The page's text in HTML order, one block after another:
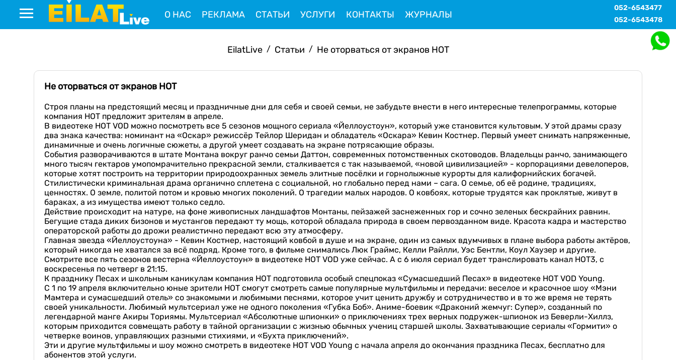
О НАС РЕКЛАМА СТАТЬИ УСЛУГИ КОНТАКТЫ ЖУРНАЛЫ
052-6543477
052-6543478
EilatLive / Статьи / Не оторваться от экранов НОТ
Не оторваться от экранов НОТ
Строя планы на предстоящий месяц и праздничные дни для себя и своей семьи, не забудьте внести в него интересные телепрограммы, которые
компания НОТ предложит зрителям в апреле.
В видеотеке HOT VOD можно посмотреть все 5 сезонов мощного сериала «Йеллоустоун», который уже становится культовым. У этой драмы сразу
два знака качества: номинант на «Оскар» режиссёр Тейлор Шеридан и обладатель «Оскара» Кевин Костнер. Первый умеет снимать напряженные,
динамичные и очень логичные сюжеты, а другой умеет создавать на экране потрясающие образы.
События разворачиваются в штате Монтана вокруг ранчо семьи Даттон, современных потомственных скотоводов. Владельцы ранчо, занимающего
много тысяч гектаров умопомрачительно прекрасной земли, сталкивается с так называемой, «новой цивилизацией» - корпорациями девелоперов,
которые хотят построить на территории природоохранных земель элитные посёлки и горнолыжные курорты для калифорнийских богачей.
Стилистически криминальная драма органично сплетена с социальной, но глобально перед нами – сага. О семье, об её родине, традициях,
ценностях. О земле, политой потом и кровью многих поколений. О трагедии малых народов. О ковбоях, которые трудятся как проклятые, живут в
бараках, а из имущества имеют только седло.
Действие происходит на натуре, на фоне живописных ландшафтов Монтаны, пейзажей заснеженных гор и сочно зеленых бескрайних равнин.
Бегущие стада диких бизонов и мустангов передают ту мощь, которой обладала природа в своем первозданном виде. Красота кадра и мастерство
операторской работы до дрожи реалистично передают всю эту атмосферу.
Главная звезда «Йеллоустоуна» - Кевин Костнер, настоящий ковбой в душе и на экране, один из самых вдумчивых в плане выбора работы актёров,
который никогда не хватался за всё подряд. Кроме того, в фильме снимались Люк Граймс, Келли Райлли, Уэс Бентли, Коул Хаузер и другие.
Смотрите все пять сезонов вестерна «Йеллоустоун» в видеотеке HOT VOD уже сейчас. А с 6 июля сериал будет транслировать канал НОТ3, с
воскресенья по четверг в 21:15.
К празднику Песах и школьным каникулам компания НОТ подготовила особый спецпоказ «Сумасшедший Песах» в видеотеке HOT VOD Young.
С 1 по 19 апреля включительно юные зрители НОТ смогут смотреть самые популярные мультфильмы и передачи: веселое и красочное шоу «Мэни
Мамтера и сумасшедший отель» со знакомыми и любимыми песнями, которое учит ценить дружбу и сотрудничество и в то же время не терять
своей уникальности. Любимый мультсериал уже не одного поколения «Губка Боб». Аниме-боевик «Драконий жемчуг: Супер», созданный по
легендарной манге Акиры Ториямы. Мультсериал «Абсолютные шпионки» о приключениях трех верных подружек-шпионок из Беверли-Хиллз,
которым приходится совмещать работу в тайной организации с жизнью обычных учениц старшей школы. Захватывающие сериалы «Гормити» о
четверке воинов, управляющих разными стихиями, и «Бухта приключений».
Эти и другие мультфильмы и шоу можно смотреть в видеотеке HOT VOD Young с начала апреля до окончания праздника Песах, бесплатно для
абонентов этой услуги.